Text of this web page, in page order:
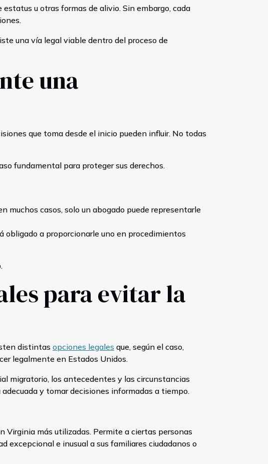
u otras formas de alivio. Sin embargo, cada
una vía legal viable dentro del proceso de
una
que toma desde el inicio pueden influir. No todas
fundamental para proteger sus derechos.
muchos casos, solo un abogado puede representarle
obligado a proporcionarle uno en procedimientos
para evitar la
distintas opciones legales que, según el caso,
legalmente en Estados Unidos.
migratorio, los antecedentes y las circunstancias
y tomar decisiones informadas a tiempo.
Virginia más utilizadas. Permite a ciertas personas
excepcional e inusual a sus familiares ciudadanos o